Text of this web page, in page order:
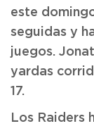
este
seguidas y
juegos.
yardas
17.
Los Raiders